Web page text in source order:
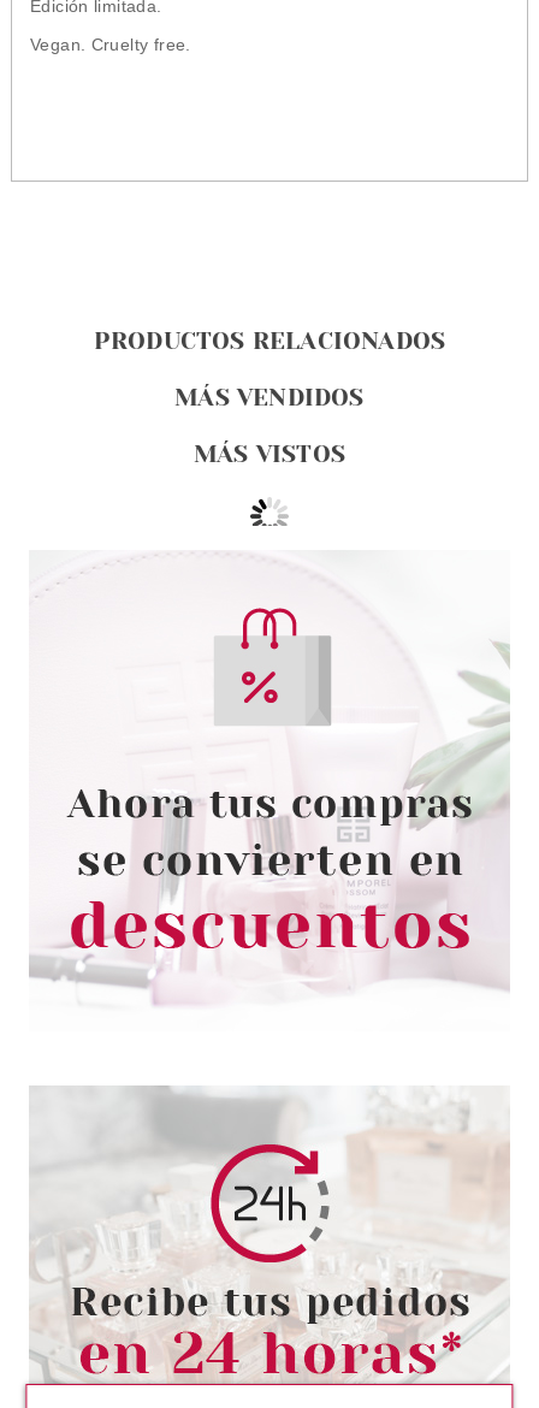
Edición limitada.
Vegan. Cruelty free.
PRODUCTOS RELACIONADOS
MÁS VENDIDOS
MÁS VISTOS
ESSENCE
ESSENCE EXFOLIANTE LABIAL
LIP SWIRL 8 GR
Pvr 3.59€
-14%
desde
3.10€
Avisarme
ESSENCE
ESSENCE SPRAY HIDRATANTE
BOUNCY PLUMP DEWY 50 ML
Pvr 4.19€ desde
3.65€